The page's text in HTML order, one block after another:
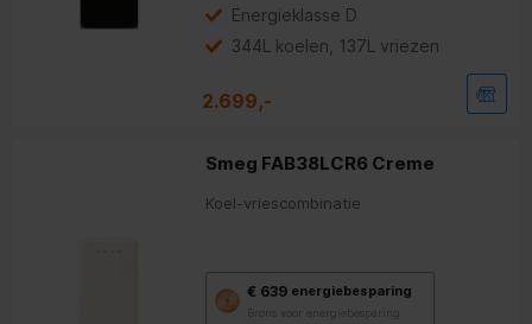
voor
energiebesparing.
Energieklasse D
344L koelen, 137L vriezen
2.699,-
Smeg FAB38LCR6 Creme
Koel-vriescombinatie
€ 639 energiebesparing
Brons voor energiebesparing
deze